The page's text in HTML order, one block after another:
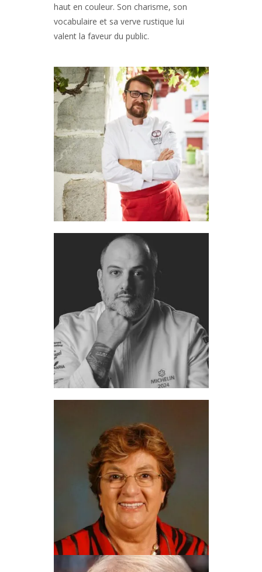
haut en couleur. Son charisme, son
vocabulaire et sa verve rustique lui
valent la faveur du public.